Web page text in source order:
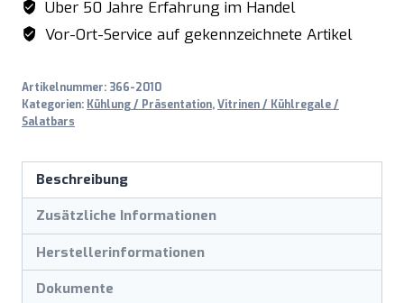
Über 50 Jahre Erfahrung im Handel
Vor-Ort-Service auf gekennzeichnete Artikel
Artikelnummer: 366-2010
Kategorien: Kühlung / Präsentation,Vitrinen / Kühlregale /
Salatbars
Beschreibung
Zusätzliche Informationen
Herstellerinformationen
Dokumente